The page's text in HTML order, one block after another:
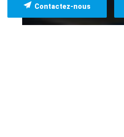
Contactez-nous